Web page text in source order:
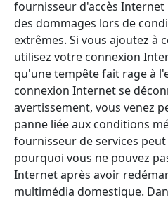
fournisseur d'accès
des dommages lors de
extrêmes. Si vous ajoutez à
utilisez votre connexion
qu'une tempête fait rage à
connexion Internet se
avertissement, vous venez
panne liée aux conditions
fournisseur de services
pourquoi vous ne pouvez
Internet après avoir
multimédia domestique.